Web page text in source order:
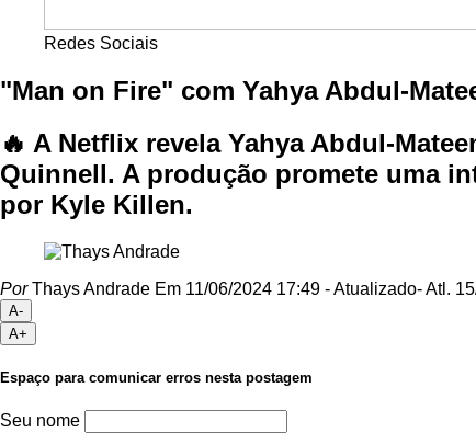
Redes Sociais
"Man on Fire" com Yahya Abdul-
🔥 A Netflix revela Yahya Abdul-
Quinnell. A produção promete uma
por Kyle Killen.
PorThays Andrade Em 11/06/2024 17:49 - Atualizado- Atl.
A-
A+
Espaço para comunicar erros nesta postagem
Seu nome